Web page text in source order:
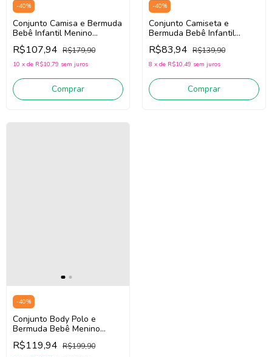
-40%
Conjunto Camisa e Bermuda
Bebê Infantil Menino
Divertto 16170
(Branco/Azul)
R$107,94 R$179,90
10 x de R$10,79 sem juros
Comprar
-40%
Conjunto Camiseta e
Bermuda Bebê Infantil
Menino Divertto 16166
(Branco/Verde)
R$83,94 R$139,90
8 x de R$10,49 sem juros
Comprar
-40%
Conjunto Body Polo e
Bermuda Bebê Menino
Divertto 16160 (Off
White/Cinza)
R$119,94 R$199,90